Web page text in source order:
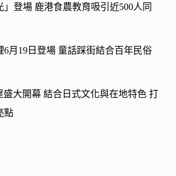
登場 鹿港食農教育吸引近500人同
6月19日登場 童話踩街結合百年民俗
大開幕 結合日式文化與在地特色 打
點